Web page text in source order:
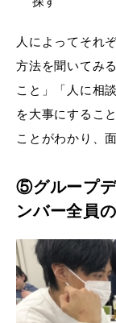
人によってそれ
方法を聞いてみ
こと」「人に相
を大事にするこ
ことがわかり、
⑤グループデ
ンバー全員